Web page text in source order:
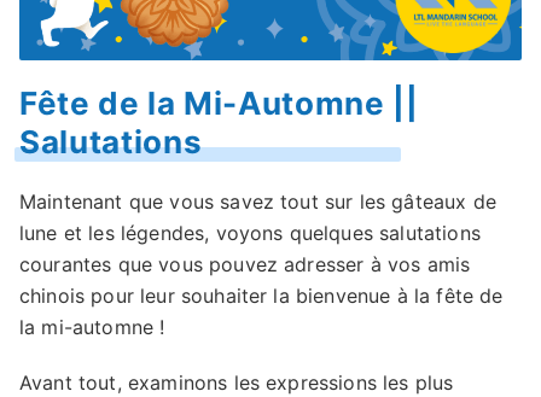
Fête de la Mi-Automne ||
Salutations
Maintenant que vous savez tout sur les gâteaux de
lune et les légendes, voyons quelques salutations
courantes que vous pouvez adresser à vos amis
chinois pour leur souhaiter la bienvenue à la fête de
la mi-automne !
Avant tout, examinons les expressions les plus